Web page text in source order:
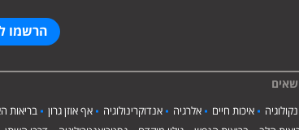
הרשמו
איכות חיים אלרגיה אנדוקרינולוגיה אף אוזן גרון בריאות